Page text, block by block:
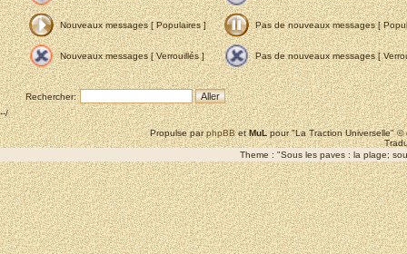
Nouveaux messages [ Populaires ] Pas de nouveaux messages [
Nouveaux messages [ Verrouillés ] Pas de nouveaux messages [
Rechercher:
--/
Propulse parphpBBetMuLpour "La Traction Universelle"
Theme : "Sous les paves : la plage;